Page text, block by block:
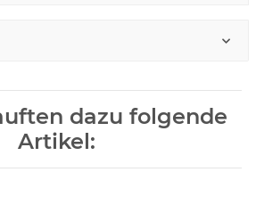
dazu folgende
Artikel: